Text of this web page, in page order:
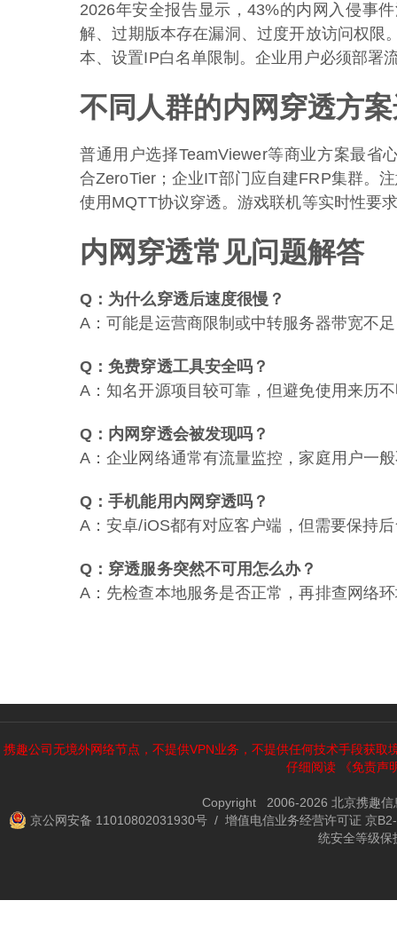
2026年安全报告显示，43%的内网入侵事
解、过期版本存在漏洞、过度开放访问权限
本、设置IP白名单限制。企业用户必须部署
不同人群的内网穿透方
普通用户选择TeamViewer等商业方案最省
合ZeroTier；企业IT部门应自建FRP集群。
使用MQTT协议穿透。游戏联机等实时性要
内网穿透常见问题解答
Q：为什么穿透后速度很慢？
A：可能是运营商限制或中转服务器带宽不
Q：免费穿透工具安全吗？
A：知名开源项目较可靠，但避免使用来历
Q：内网穿透会被发现吗？
A：企业网络通常有流量监控，家庭用户一
Q：手机能用内网穿透吗？
A：安卓/iOS都有对应客户端，但需要保持
Q：穿透服务突然不可用怎么办？
A：先检查本地服务是否正常，再排查网络
携趣公司无境外网络节点，不提供VPN业务，不提供任何技术手段获
仔细阅读
《免责声
Copyright 2006-2026 北京携趣信
京公网安备 11010802031930号 / 增值电信业务经营许可证 京
统安全等级